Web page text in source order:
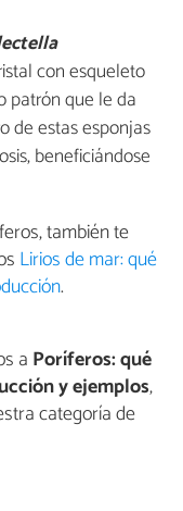
con esqueleto
patrón que le da
de estas esponjas
beneficiándose
también te
Lirios de mar: qué
.
a Poríferos: qué
y ejemplos,
categoría de